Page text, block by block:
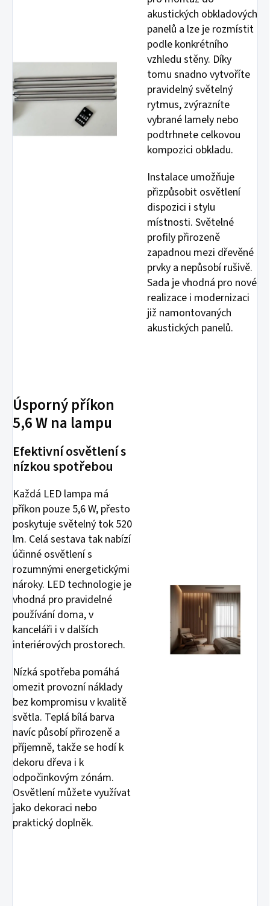
akustických obkladových
panelů a lze je rozmístit
podle konkrétního
vzhledu stěny. Díky
tomu snadno vytvoříte
pravidelný světelný
rytmus, zvýrazníte
vybrané lamely nebo
podtrhnete celkovou
kompozici obkladu.
Instalace umožňuje
přizpůsobit osvětlení
dispozici i stylu
místnosti. Světelné
profily přirozeně
zapadnou mezi dřevěné
prvky a nepůsobí rušivě.
Sada je vhodná pro nové
realizace i modernizaci
již namontovaných
akustických panelů.
Úsporný příkon
5,6 W na lampu
Efektivní osvětlení s
nízkou spotřebou
Každá LED lampa má
příkon pouze 5,6 W, přesto
poskytuje světelný tok 520
lm. Celá sestava tak nabízí
účinné osvětlení s
rozumnými energetickými
nároky. LED technologie je
vhodná pro pravidelné
používání doma, v
kanceláři i v dalších
interiérových prostorech.
Nízká spotřeba pomáhá
omezit provozní náklady
bez kompromisu v kvalitě
světla. Teplá bílá barva
navíc působí přirozeně a
příjemně, takže se hodí k
dekoru dřeva i k
odpočinkovým zónám.
Osvětlení můžete využívat
jako dekoraci nebo
praktický doplněk.